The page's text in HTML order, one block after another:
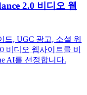
2.0 비디오 웹
드, UGC 광고, 소셜 워
비디오 웹사이트를 비
AI를 선정합니다.